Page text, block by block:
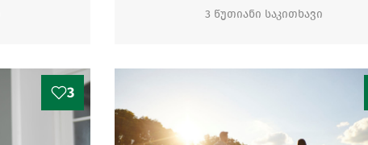
3 წუთიანი საკითხავი
3